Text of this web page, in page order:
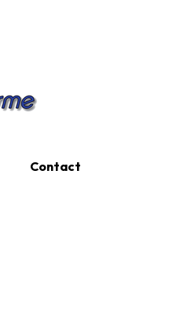
Contact